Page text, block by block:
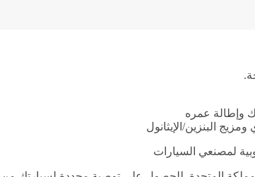
البنزين/الإيثانول